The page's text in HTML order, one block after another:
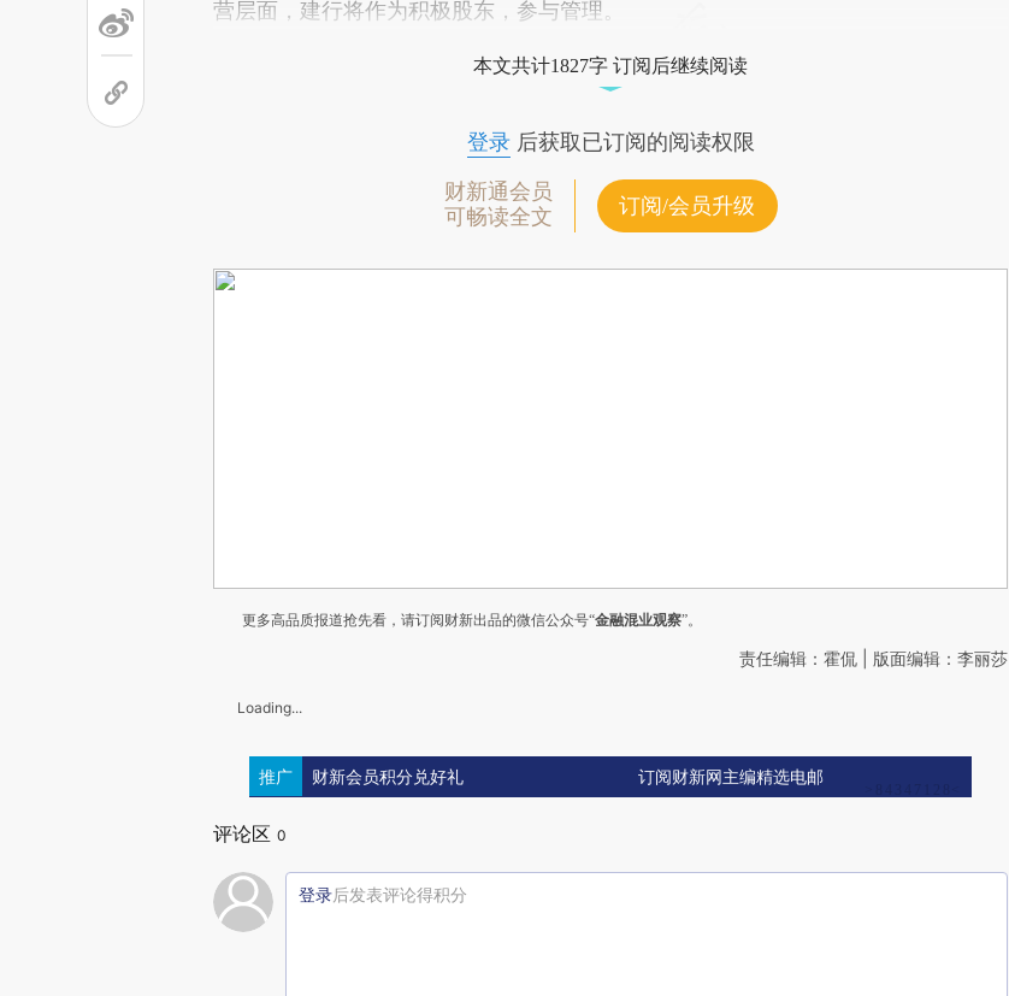
营层面，建行将作为积极股东，参与管理。
本文共计1827字 订阅后继续阅读
登录后获取已订阅的阅读权限
财新通会员
可畅读全文
订阅/会员升级
更多高品质报道抢先看，请订阅财新出品的微信公众号“金融混业观察”。
责任编辑：霍侃 | 版面编辑：李丽莎
Loading...
推广 财新会员积分兑好礼 订阅财新网主编精选电邮
评论区 0
登录后发表评论得积分